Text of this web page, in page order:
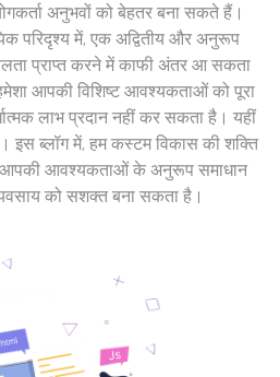
अनुभवों को बेहतर बना सकते हैं।
परिदृश्य में, एक अद्वितीय और अनुरूप
प्राप्त करने में काफी अंतर आ सकता
आपकी विशिष्ट आवश्यकताओं को पूरा
लाभ प्रदान नहीं कर सकता है। यहीं
इस ब्लॉग में, हम कस्टम विकास की शक्ति
आवश्यकताओं के अनुरूप समाधान
को सशक्त बना सकता है।